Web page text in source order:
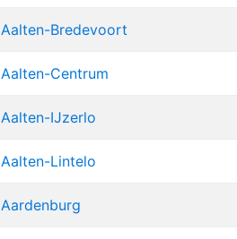
Aalten-Bredevoort
Aalten-Centrum
Aalten-IJzerlo
Aalten-Lintelo
Aardenburg